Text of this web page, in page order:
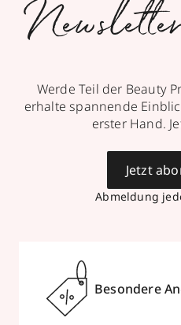
Werde Teil der Beauty
erhalte spannende
erster Hand.
Abmeldung
Jetzt
Besondere